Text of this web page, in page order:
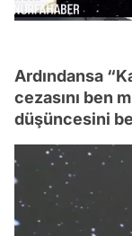
Ardındansa
cezasını ben
düşüncesini